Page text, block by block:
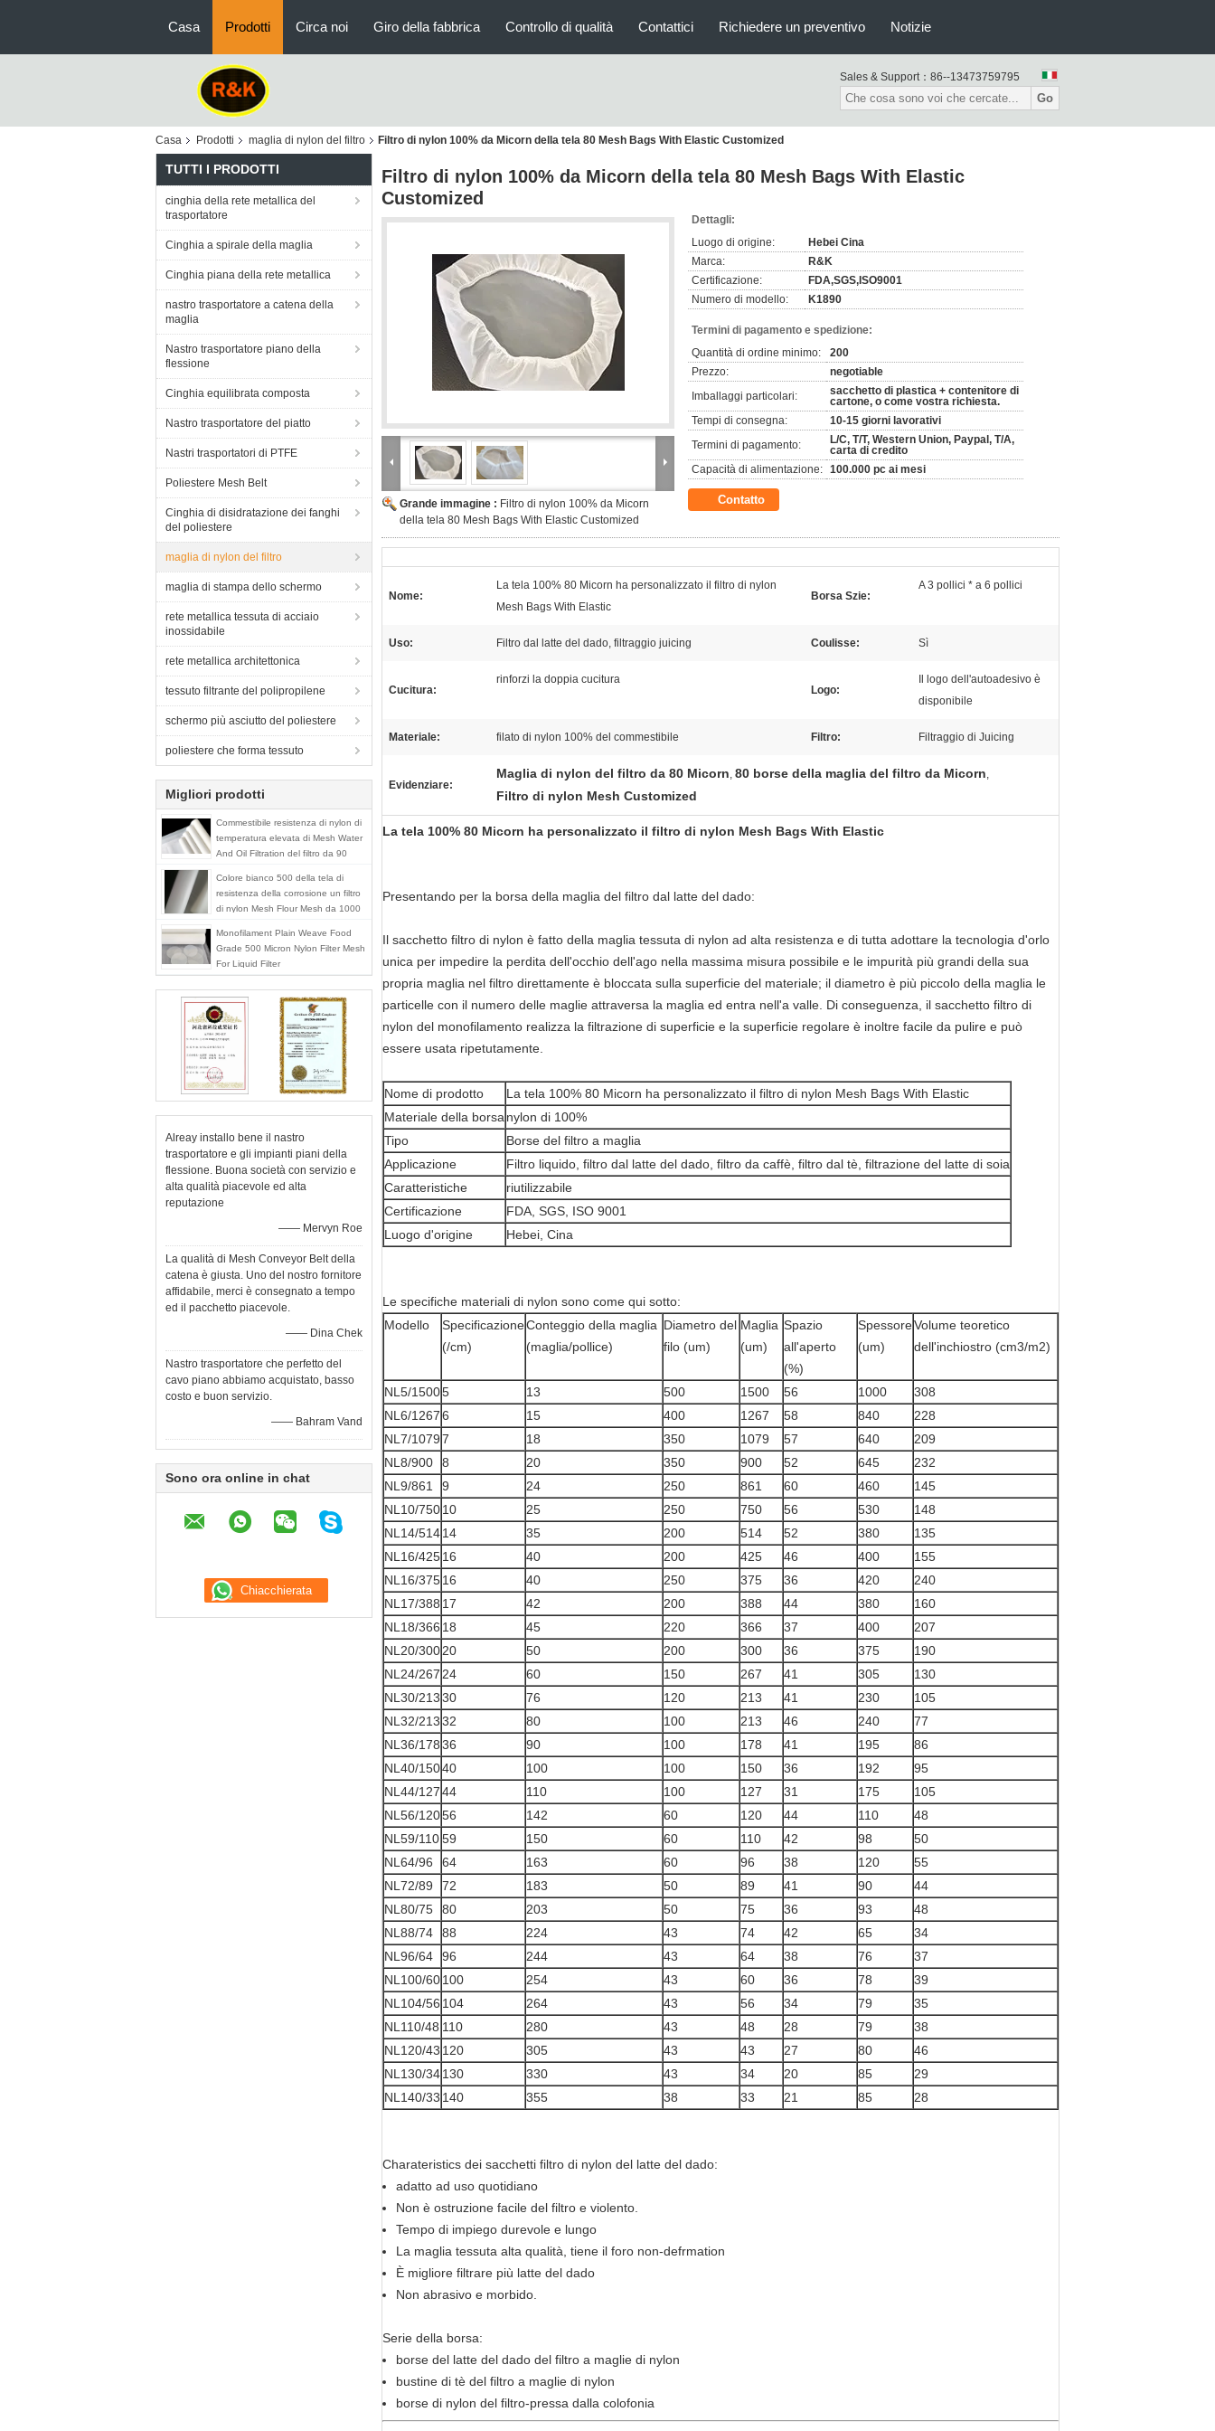
Casa Prodotti Circa noi Giro della fabbrica Controllo di qualità Contattici Richiedere un preventivo Notizie
Sales & Support： 86--13473759795
Go
Casa Prodotti maglia di nylon del filtro Filtro di nylon 100% da Micorn della tela 80 Mesh Bags With Elastic Customized
TUTTI I PRODOTTI
cinghia della rete metallica del
trasportatore
Cinghia a spirale della maglia
Cinghia piana della rete metallica
nastro trasportatore a catena della
maglia
Nastro trasportatore piano della
flessione
Cinghia equilibrata composta
Nastro trasportatore del piatto
Nastri trasportatori di PTFE
Poliestere Mesh Belt
Cinghia di disidratazione dei fanghi
del poliestere
maglia di nylon del filtro
maglia di stampa dello schermo
rete metallica tessuta di acciaio
inossidabile
rete metallica architettonica
tessuto filtrante del polipropilene
schermo più asciutto del poliestere
poliestere che forma tessuto
Migliori prodotti
Commestibile resistenza di nylon di
temperatura elevata di Mesh Water
And Oil Filtration del filtro da 90
Colore bianco 500 della tela di
resistenza della corrosione un filtro
di nylon Mesh Flour Mesh da 1000
Monofilament Plain Weave Food
Grade 500 Micron Nylon Filter Mesh
For Liquid Filter
Alreay installo bene il nastro
trasportatore e gli impianti piani della
flessione. Buona società con servizio e
alta qualità piacevole ed alta
reputazione
—— Mervyn Roe
La qualità di Mesh Conveyor Belt della
catena è giusta. Uno del nostro fornitore
affidabile, merci è consegnato a tempo
ed il pacchetto piacevole.
—— Dina Chek
Nastro trasportatore che perfetto del
cavo piano abbiamo acquistato, basso
costo e buon servizio.
—— Bahram Vand
Sono ora online in chat
Filtro di nylon 100% da Micorn della tela 80 Mesh Bags With Elastic
Customized
Grande immagine : Filtro di nylon 100% da Micorn
della tela 80 Mesh Bags With Elastic Customized
Dettagli:
Luogo di origine:
Hebei Cina
Marca:
R&K
Certificazione:
FDA,SGS,ISO9001
Numero di modello:
K1890
Termini di pagamento e spedizione:
Quantità di ordine minimo:
200
Prezzo:
negotiable
Imballaggi particolari:
sacchetto di plastica + contenitore di
cartone, o come vostra richiesta.
Tempi di consegna:
10-15 giorni lavorativi
Termini di pagamento:
L/C, T/T, Western Union, Paypal, T/A,
carta di credito
Capacità di alimentazione: 100.000 pc ai mesi
Contatto
Nome:
La tela 100% 80 Micorn ha personalizzato il filtro di nylon
Mesh Bags With Elastic
Borsa Szie:
A 3 pollici * a 6 pollici
Uso: Filtro dal latte del dado, filtraggio juicing Coulisse: Sì
Cucitura:
rinforzi la doppia cucitura
Logo:
Il logo dell'autoadesivo è
disponibile
Materiale: filato di nylon 100% del commestibile Filtro: Filtraggio di Juicing
Evidenziare:
Maglia di nylon del filtro da 80 Micorn, 80 borse della maglia del filtro da Micorn,
Filtro di nylon Mesh Customized
La tela 100% 80 Micorn ha personalizzato il filtro di nylon Mesh Bags With Elastic
Presentando per la borsa della maglia del filtro dal latte del dado:
Il sacchetto filtro di nylon è fatto della maglia tessuta di nylon ad alta resistenza e di tutta adottare la tecnologia d'orlo
unica per impedire la perdita dell'occhio dell'ago nella massima misura possibile e le impurità più grandi della sua
propria maglia nel filtro direttamente è bloccata sulla superficie del materiale; il diametro è più piccolo della maglia le
particelle con il numero delle maglie attraversa la maglia ed entra nell'a valle. Di conseguenza, il sacchetto filtro di
nylon del monofilamento realizza la filtrazione di superficie e la superficie regolare è inoltre facile da pulire e può
essere usata ripetutamente.
Nome di prodotto
La tela 100% 80 Micorn ha personalizzato il filtro di nylon Mesh Bags With Elastic
Materiale della borsa nylon di 100%
Tipo
Borse del filtro a maglia
Applicazione
Filtro liquido, filtro dal latte del dado, filtro da caffè, filtro dal tè, filtrazione del latte di soia
Caratteristiche
riutilizzabile
Certificazione
FDA, SGS, ISO 9001
Luogo d'origine
Hebei, Cina
Le specifiche materiali di nylon sono come qui sotto:
Modello
Specificazione
(/cm)
Conteggio della maglia
(maglia/pollice)
Diametro del
filo (um)
Maglia
(um)
Spazio
all'aperto
(%)
Spessore
(um)
Volume teoretico
dell'inchiostro (cm3/m2)
NL5/15005 13 500 1500 56 1000
308
NL6/12676 15 400 1267 58 840
228
NL7/10797 18 350 1079 57 640
209
NL8/900
8 20 350 900 52 645
232
NL9/861
9 24 250 861 60 460
145
NL10/75010 25 250 750 56 530
148
NL14/51414 35 200 514 52 380
135
NL16/42516 40 200 425 46 400
155
NL16/37516 40 250 375 36 420
240
NL17/388 17 42 200 388 44 380
160
NL18/366 18 45 220 366 37 400
207
NL20/30020 50 200 300 36 375
190
NL24/267 24 60 150 267 41 305
130
NL30/21330 76 120 213 41 230
105
NL32/21332 80 100 213 46 240
77
NL36/17836 90 100 178 41 195
86
NL40/15040 100 100 150 36 192
95
NL44/12744 110 100 127 31 175
105
NL56/12056 142 60 120 44 110
48
NL59/11059 150 60 110 42 98
50
NL64/96
64 163 60 96 38 120
55
NL72/89
72 183 50 89 41 90
44
NL80/75
80 203 50 75 36 93
48
NL88/74
88 224 43 74 42 65
34
NL96/64
96 244 43 64 38 76
37
NL100/60100 254 43 60 36 78
39
NL104/56 104 264 43 56 34 79
35
NL110/48 110 280 43 48 28 79
38
NL120/43 120 305 43 43 27 80
46
NL130/34130 330 43 34 20 85
29
NL140/33 140 355 38 33 21 85 28
Charateristics dei sacchetti filtro di nylon del latte del dado:
adatto ad uso quotidiano
Non è ostruzione facile del filtro e violento.
Tempo di impiego durevole e lungo
La maglia tessuta alta qualità, tiene il foro non-defrmation
È migliore filtrare più latte del dado
Non abrasivo e morbido.
Serie della borsa:
borse del latte del dado del filtro a maglie di nylon
bustine di tè del filtro a maglie di nylon
borse di nylon del filtro-pressa dalla colofonia